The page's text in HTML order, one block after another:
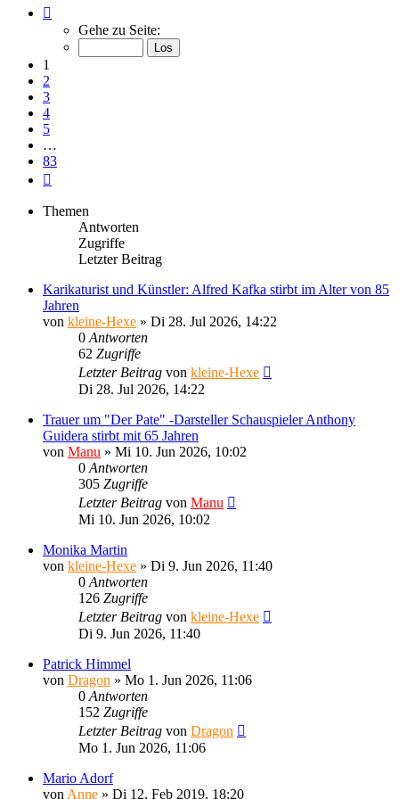
von
Gehe zu Seite:
1
2
3
4
5
…
83
Themen
Antworten
Zugriffe
Letzter Beitrag
Karikaturist und Künstler: Alfred Kafka stirbt im Alter von 85
Jahren
von kleine-Hexe » Di 28. Jul 2026, 14:22
0 Antworten
62 Zugriffe
Letzter Beitrag von kleine-Hexe
Di 28. Jul 2026, 14:22
Trauer um "Der Pate" -Darsteller Schauspieler Anthony
Guidera stirbt mit 65 Jahren
von Manu » Mi 10. Jun 2026, 10:02
0 Antworten
305 Zugriffe
Letzter Beitrag von Manu
Mi 10. Jun 2026, 10:02
Monika Martin
von kleine-Hexe » Di 9. Jun 2026, 11:40
0 Antworten
126 Zugriffe
Letzter Beitrag von kleine-Hexe
Di 9. Jun 2026, 11:40
Patrick Himmel
von Dragon » Mo 1. Jun 2026, 11:06
0 Antworten
152 Zugriffe
Letzter Beitrag von Dragon
Mo 1. Jun 2026, 11:06
Mario Adorf
von Anne » Di 12. Feb 2019, 18:20